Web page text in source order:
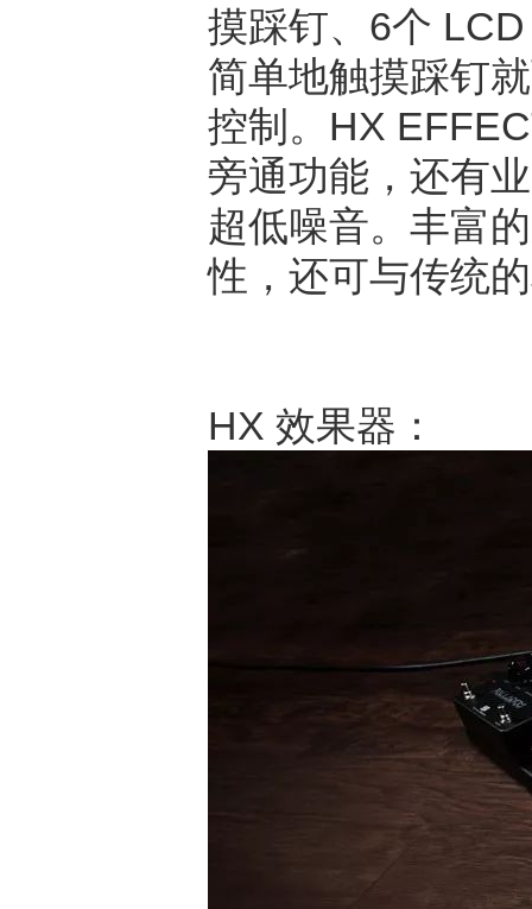
摸踩钉、6个
简单地触摸踩钉
控制。HX
旁通功能，还有
超低噪音。丰富
性，还可与传统
HX 效果器：